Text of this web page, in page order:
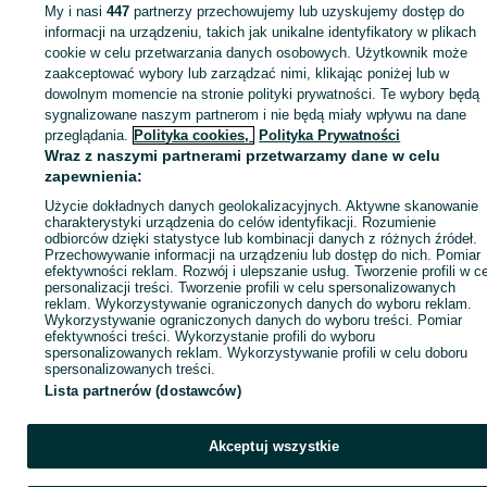
KATEGORIA
ID:1082912154 Wyświetlenia:
My i nasi447 partnerzy przechowujemy lub uzyskujemy dostęp do
informacji na urządzeniu, takich jak unikalne identyfikatory w plikach
cookie w celu przetwarzania danych osobowych. Użytkownik może
zaakceptować wybory lub zarządzać nimi, klikając poniżej lub w
dowolnym momencie na stronie polityki prywatności. Te wybory będą
sygnalizowane naszym partnerom i nie będą miały wpływu na dane
przeglądania. Polityka cookies, Polityka Prywatności
Wraz z naszymi partnerami przetwarzamy dane w celu
zapewnienia:
Użycie dokładnych danych geolokalizacyjnych. Aktywne skanowanie
charakterystyki urządzenia do celów identyfikacji. Rozumienie
odbiorców dzięki statystyce lub kombinacji danych z różnych źródeł.
Przechowywanie informacji na urządzeniu lub dostęp do nich. Pomiar
efektywności reklam. Rozwój i ulepszanie usług. Tworzenie profili w
personalizacji treści. Tworzenie profili w celu spersonalizowanych
reklam. Wykorzystywanie ograniczonych danych do wyboru reklam.
Wykorzystywanie ograniczonych danych do wyboru treści. Pomiar
efektywności treści. Wykorzystanie profili do wyboru
spersonalizowanych reklam. Wykorzystywanie profili w celu doboru
spersonalizowanych treści.
Lista partnerów (dostawców)
Akceptuj wszystkie